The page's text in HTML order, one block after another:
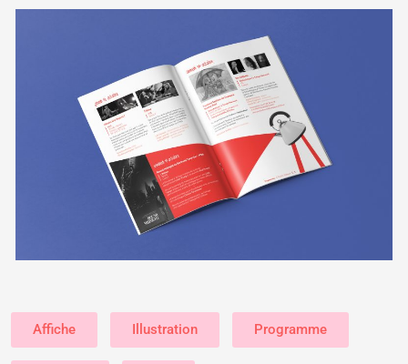
Affiche Illustration Programme